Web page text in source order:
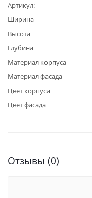
Артикул:
Ширина
Высота
Глубина
Материал корпуса
Материал фасада
Цвет корпуса
Цвет фасада
Отзывы (0)